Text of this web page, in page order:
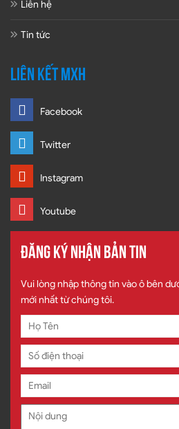
Liên hệ
Tin tức
LIÊN KẾT MXH
Facebook
Twitter
Instagram
Youtube
ĐĂNG KÝ NHẬN BẢN TIN
Vui lòng nhập thông tin vào ô bên
mới nhất từ chúng tôi.